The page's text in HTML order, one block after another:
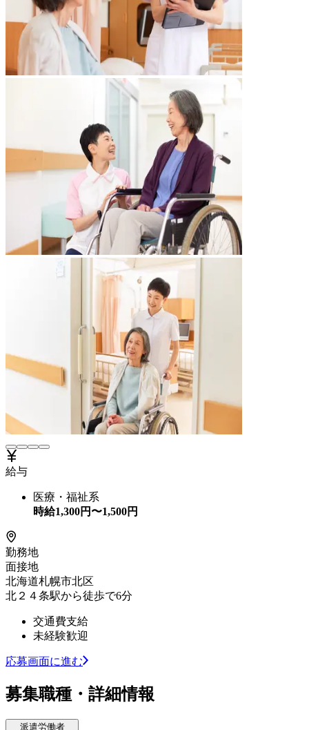
給与
医療・福祉系
時給1,300円〜1,500円
勤務地
面接地
北海道札幌市北区
北２４条駅から徒歩で6分
交通費支給
未経験歓迎
応募画面に進む
募集職種・詳細情報
派遣労働者